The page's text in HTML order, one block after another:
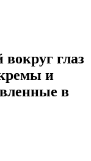
глаз
и
в